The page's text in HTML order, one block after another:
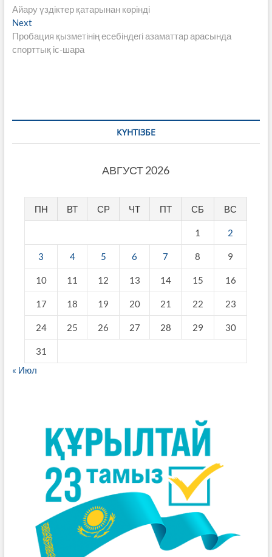
по
записям
post:
Айару үздіктер қатарынан көрінді
NextNext
post:
Пробация қызметінің есебіндегі азаматтар арасында
спорттық іс-шара
КҮНТІЗБЕ
АВГУСТ 2026
ПН ВТ СР ЧТ ПТ СБ ВС
1 2
3 4 5 6 7 8 9
10 11 12 13 14 15 16
17 18 19 20 21 22 23
24 25 26 27 28 29 30
31
« Июл